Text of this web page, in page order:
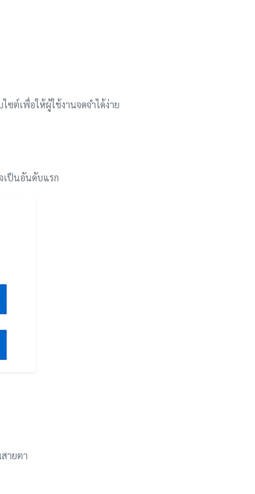
ซต์เพื่อให้ผู้ใช้งานจดจำได้ง่าย
เป็นอันดับแรก
ายตา